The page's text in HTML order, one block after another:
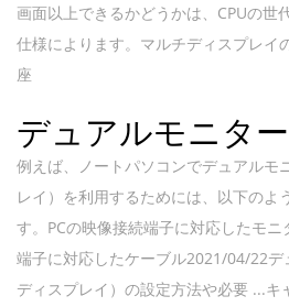
画面以上できるかどうかは、CPUの世
仕様によります。マルチディスプレイ
座
デュアルモニタ
例えば、ノートパソコンでデュアルモ
レイ）を利用するためには、以下のよ
す。PCの映像接続端子に対応したモ
端子に対応したケーブル2021/04/22
ディスプレイ）の設定方法や必要 ...キ